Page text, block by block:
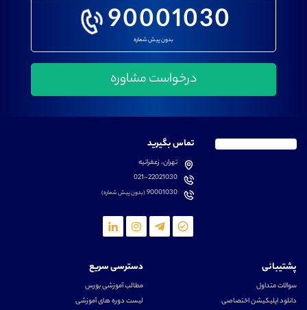
90001030
بدون پیش شماره
تماس بگیرید
تهران، زعفرانیه
021-22021030
90001030(بدون پیش شماره)
پشتیبانی
سوالات متداول
دانلود اپلیکیشن اختصاصی
دسترسی سریع
مطالب آموزشی بورس
لیست دوره های آموزشی